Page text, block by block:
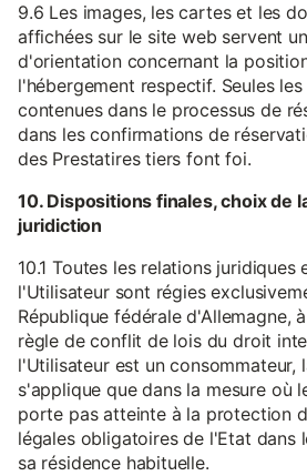
9.6 Les images, les cartes et les
affichées sur le site web servent
d'orientation concernant la
l'hébergement respectif. Seules
contenues dans le processus de
dans les confirmations de
des Prestatires tiers font foi.
10. Dispositions finales, choix de
juridiction
10.1 Toutes les relations juridiques
l'Utilisateur sont régies
République fédérale d'Allemagne,
règle de conflit de lois du droit
l'Utilisateur est un consommateur,
s'applique que dans la mesure où
porte pas atteinte à la protection
légales obligatoires de l'Etat dans
sa résidence habituelle.